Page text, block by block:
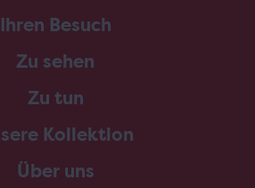
Ihren Besuch
Zu sehen
Zu tun
Kollektion
Über uns